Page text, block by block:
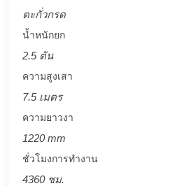
ตะกั่วกรด
น้ำหนักยก
2.5 ตัน
ความสูงเสา
7.5 เมตร
ความยาวงา
1220 mm
ชั่วโมงการทำงาน
4360 ชม.